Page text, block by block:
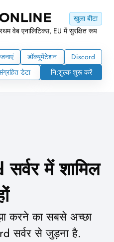
खुला बीटा
वेब एनालिटिक्स, EU में सुरक्षित रूप
डॉक्यूमेंटेशन
Discord
डेटा नि:शुल्क शुरू करें
में शामिल
करने का सबसे अच्छा
सर्वर से जुड़ना है.